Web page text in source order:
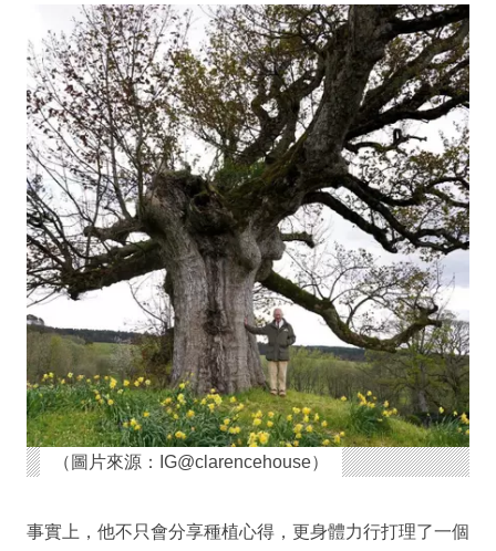
（圖片來源：IG@clarencehouse）
事實上，他不只會分享種植心得，更身體力行打理了一個